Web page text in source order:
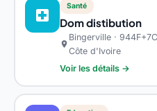
local_hospital
Santé
Dom distibution
location_on
Bingerville ·
Côte d'Ivoire
Voir les détails →